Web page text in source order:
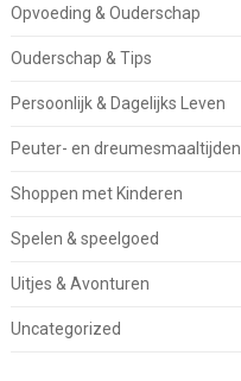
Opvoeding & Ouderschap
Ouderschap & Tips
Persoonlijk & Dagelijks Leven
Peuter- en dreumesmaaltijden
Shoppen met Kinderen
Spelen & speelgoed
Uitjes & Avonturen
Uncategorized